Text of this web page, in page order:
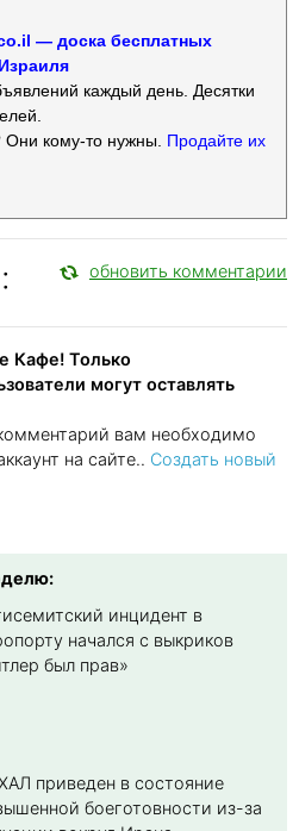
— доска бесплатных
каждый день. Десятки
кому-то нужны. Продайте их
обновить комментарии
Кафе! Только
могут оставлять
вам необходимо
на сайте.. Создать новый
инцидент в
начался с выкриков
был прав»
приведен в состояние
боеготовности из-за